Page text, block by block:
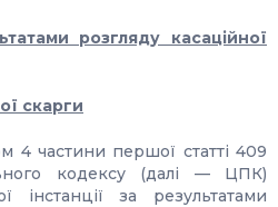
розгляду касаційної
скарги
4 частини першої статті 409
кодексу (далі — ЦПК)
інстанції за результатами